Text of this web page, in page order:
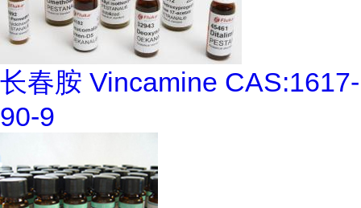
长春胺 Vincamine CAS:1617-
90-9